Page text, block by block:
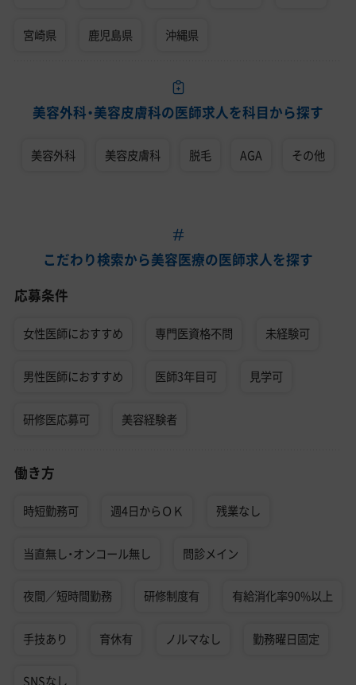
宮崎県 鹿児島県 沖縄県
美容外科・美容皮膚科の医師求人を科目から探す
美容外科 美容皮膚科 脱毛 AGA その他
こだわり検索から美容医療の医師求人を探す
応募条件
女性医師におすすめ 専門医資格不問 未経験可
男性医師におすすめ 医師3年目可 見学可
研修医応募可 美容経験者
働き方
時短勤務可 週4日からＯＫ 残業なし
当直無し・オンコール無し 問診メイン
夜間／短時間勤務 研修制度有 有給消化率90%以上
手技あり 育休有 ノルマなし 勤務曜日固定
SNSなし